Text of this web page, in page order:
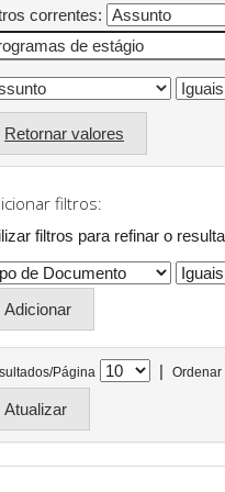
correntes:
Retornar valores
filtros:
filtros para refinar o
Página | Ordenar